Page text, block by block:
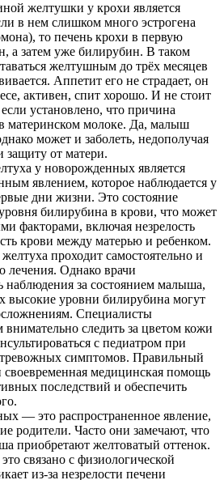
желтушки у крохи является
в нем слишком много эстрогена
то печень крохи в первую
а затем уже билирубин. В таком
желтушным до трёх месяцев
Аппетит его не страдает, он
активен, спит хорошо. И не стоит
установлено, что причина
материнском молоке. Да, малыш
может и заболеть, недополучая
защиту от матери.
у новорожденных является
явлением, которое наблюдается у
дни жизни. Это состояние
билирубина в крови, что может
факторами, включая незрелость
крови между матерью и ребенком.
проходит самостоятельно и
лечения. Однако врачи
наблюдения за состоянием малыша,
высокие уровни билирубина могут
Специалисты
следить за цветом кожи
с педиатром при
симптомов. Правильный
медицинская помощь
последствий и обеспечить
— это распространенное явление,
родители. Часто они замечают, что
приобретают желтоватый оттенок.
связано с физиологической
из-за незрелости печени